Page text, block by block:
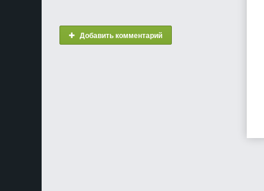
Добавить комментарий